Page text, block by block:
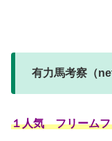
有力馬考察（
１人気 フリーム